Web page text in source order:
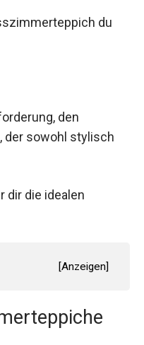
du
den
der sowohl stylisch
dir die idealen
[Anzeigen]